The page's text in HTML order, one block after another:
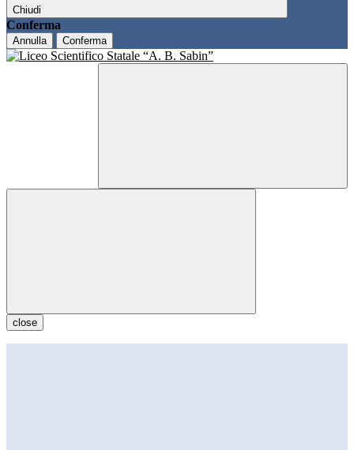
Chiudi
Conferma
Annulla Conferma
close